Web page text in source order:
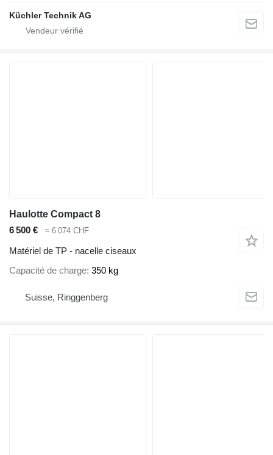
Küchler Technik AG
Haulotte Compact 8
6 500 €
≈ 6 074 CHF
Matériel de TP - nacelle ciseaux
Capacité de charge 350 kg
Suisse, Ringgenberg